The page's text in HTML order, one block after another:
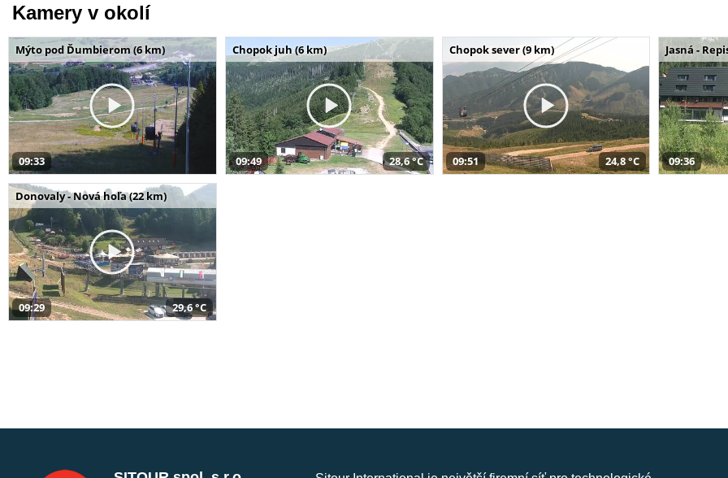
Kamery v okolí
Mýto pod Ďumbierom (6 km)
09:33
Chopok juh (6 km)
09:49 28,6 °C
Chopok sever (9 km)
09:51 24,8 °C
Jasná -
09:36
Donovaly - Nová hoľa (22 km)
09:29 29,6 °C